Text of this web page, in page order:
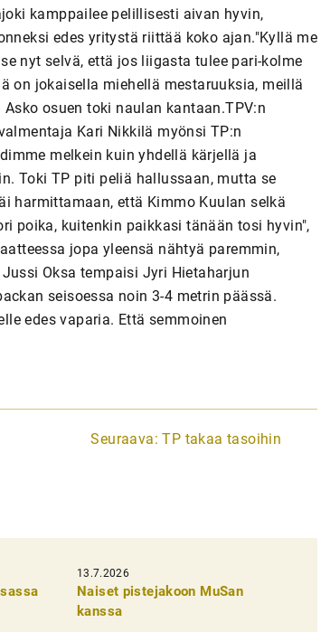
kamppailee pelillisesti aivan hyvin,
edes yritystä riittää koko ajan."Kyllä me
nyt selvä, että jos liigasta tulee pari-kolme
on jokaisella miehellä mestaruuksia, meillä
osuen toki naulan kantaan.TPV:n
Kari Nikkilä myönsi TP:n
melkein kuin yhdellä kärjellä ja
Toki TP piti peliä hallussaan, mutta se
harmittamaan, että Kimmo Kuulan selkä
poika, kuitenkin paikkasi tänään tosi hyvin",
jopa yleensä nähtyä paremmin,
Oksa tempaisi Jyri Hietaharjun
seisoessa noin 3-4 metrin päässä.
edes vaparia. Että semmoinen
Seuraava: TP takaa tasoihin
13.7.2026
Naiset pistejakoon MuSan
kanssa